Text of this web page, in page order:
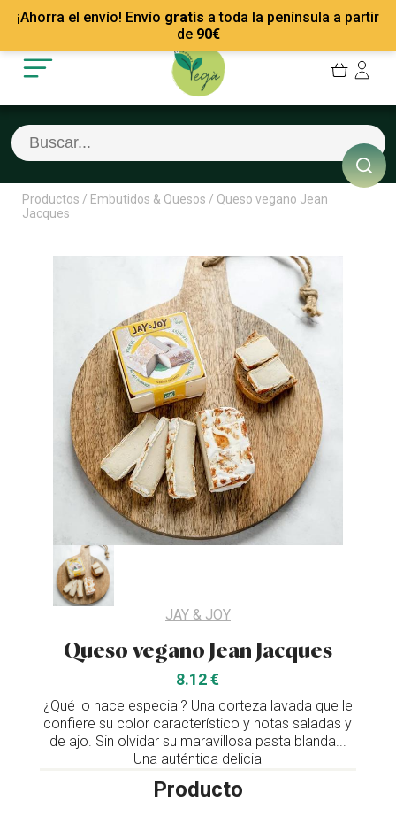
¡Ahorra el envío! Envío gratis a toda la península a partir
de 90€
Mis Pedidos
Mis favoritos
Cerrar sesión
Recetas
Empresas
Contacto
Productos / Embutidos & Quesos / Queso vegano Jean
Jacques
JAY & JOY
Queso vegano Jean Jacques
8.12 €
¿Qué lo hace especial? Una corteza lavada que le
confiere su color característico y notas saladas y
de ajo. Sin olvidar su maravillosa pasta blanda...
Una auténtica delicia
Producto